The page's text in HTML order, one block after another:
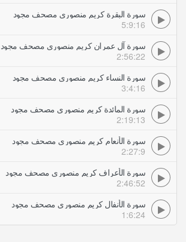
سورة البقرة كريم منصوري مصحف مجود
5:9:16
سورة آل عمران كريم منصوري مصحف مجود
2:56:22
سورة النساء كريم منصوري مصحف مجود
3:4:16
سورة المائدة كريم منصوري مصحف مجود
2:19:13
سورة الأنعام كريم منصوري مصحف مجود
2:27:9
سورة الأعراف كريم منصوري مصحف مجود
2:46:52
سورة الأنفال كريم منصوري مصحف مجود
1:6:24